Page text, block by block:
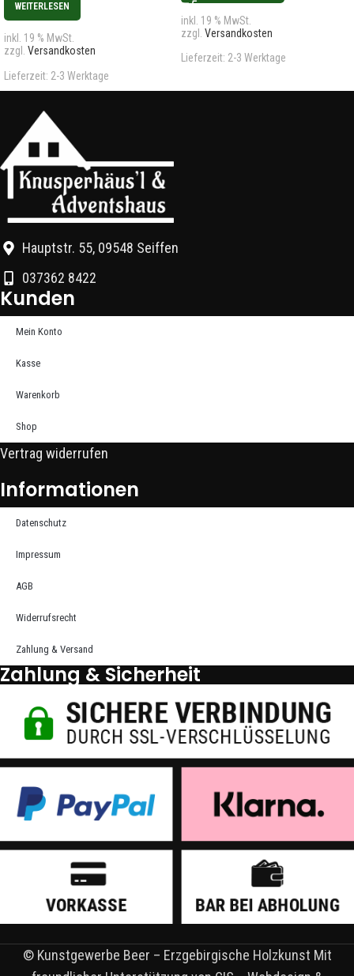
WEITERLESEN
inkl. 19 % MwSt.
zzgl. Versandkosten
Lieferzeit: 2-3 Werktage
inkl. 19 % MwSt.
zzgl. Versandkosten
Lieferzeit: 2-3 Werktage
Hauptstr. 55, 09548 Seiffen
037362 8422
Kunden
Mein Konto
Kasse
Warenkorb
Shop
Vertrag widerrufen
Informationen
Datenschutz
Impressum
AGB
Widerrufsrecht
Zahlung & Versand
Zahlung & Sicherheit
© Kunstgewerbe Beer – Erzgebirgische Holzkunst Mit